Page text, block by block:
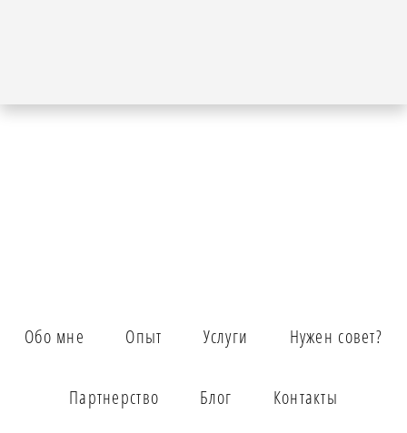
Обо мне Опыт Услуги Нужен совет?
Партнерство Блог Контакты